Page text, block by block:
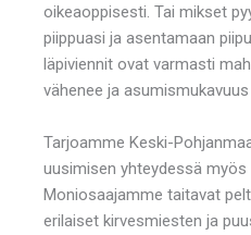
oikeaoppisesti. Tai mikset
piippuasi ja asentamaan
läpiviennit ovat varmasti
vähenee ja
Tarjoamme Keski-
uusimisen yhteydessä
Moniosaajamme taitavat
erilaiset kirvesmiesten ja